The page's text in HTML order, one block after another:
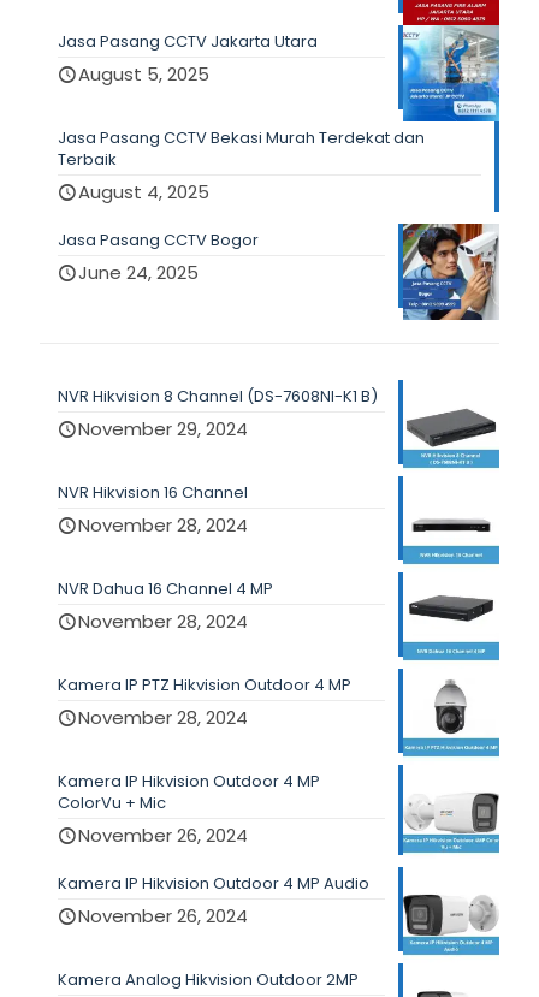
Jasa Pasang CCTV Jakarta Utara
August 5, 2025
Jasa Pasang CCTV Bekasi Murah Terdekat dan
Terbaik
August 4, 2025
Jasa Pasang CCTV Bogor
June 24, 2025
NVR Hikvision 8 Channel (DS-7608NI-K1 B)
November 29, 2024
NVR Hikvision 16 Channel
November 28, 2024
NVR Dahua 16 Channel 4 MP
November 28, 2024
Kamera IP PTZ Hikvision Outdoor 4 MP
November 28, 2024
Kamera IP Hikvision Outdoor 4 MP
ColorVu + Mic
November 26, 2024
Kamera IP Hikvision Outdoor 4 MP Audio
November 26, 2024
Kamera Analog Hikvision Outdoor 2MP